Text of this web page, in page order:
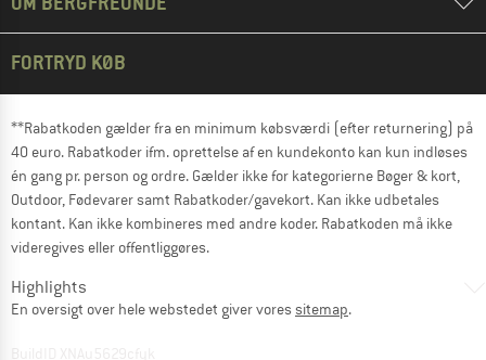
FORTRYD KØB
**Rabatkoden gælder fra en minimum købsværdi (efter returnering) på
40 euro. Rabatkoder ifm. oprettelse af en kundekonto kan kun indløses
én gang pr. person og ordre. Gælder ikke for kategorierne Bøger & kort,
Outdoor, Fødevarer samt Rabatkoder/gavekort. Kan ikke udbetales
kontant. Kan ikke kombineres med andre koder. Rabatkoden må ikke
videregives eller offentliggøres.
Highlights
En oversigt over hele webstedet giver voressitemap.